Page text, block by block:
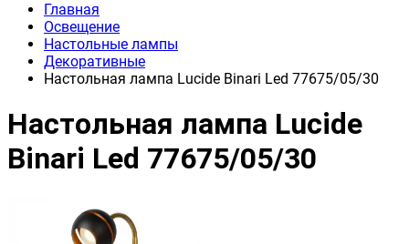
Главная
Освещение
Настольные лампы
Декоративные
Настольная лампа Lucide Binari Led 77675/05/30
Настольная лампа Lucide
Binari Led 77675/05/30